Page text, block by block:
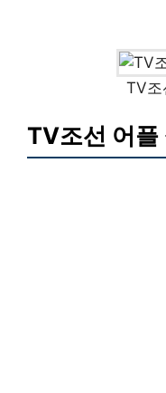
TV조
TV조선 어플